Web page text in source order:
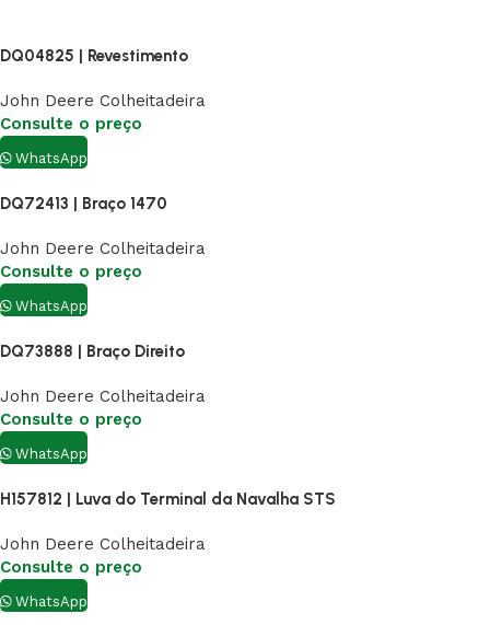
DQ04825 | Revestimento
John Deere Colheitadeira
Consulte o preço
WhatsApp
DQ72413 | Braço 1470
John Deere Colheitadeira
Consulte o preço
WhatsApp
DQ73888 | Braço Direito
John Deere Colheitadeira
Consulte o preço
WhatsApp
H157812 | Luva do Terminal da Navalha STS
John Deere Colheitadeira
Consulte o preço
WhatsApp